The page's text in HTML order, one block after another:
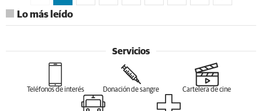
Lo más leído
Servicios
Teléfonos de interés Donación de sangre Cartelera de cine